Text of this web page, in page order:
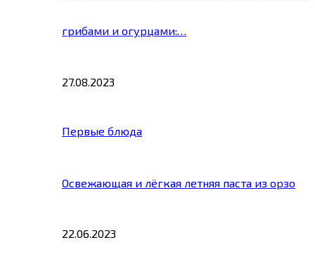
грибами и огурцами:…
27.08.2023
Первые блюда
Освежающая и лёгкая летняя паста из орзо
22.06.2023